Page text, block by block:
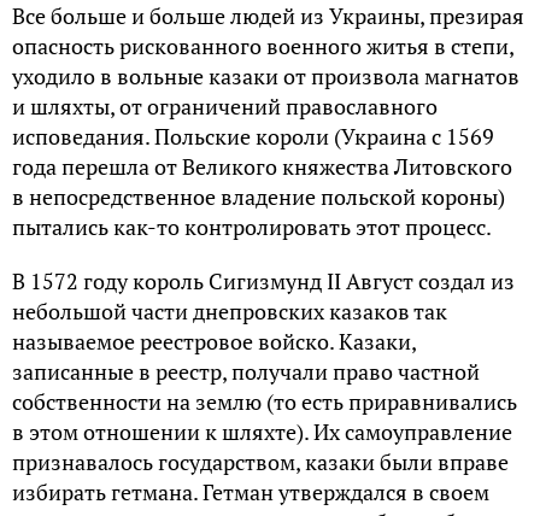
Все больше и больше людей из Украины, презирая
опасность рискованного военного житья в степи,
уходило в вольные казаки от произвола магнатов
и шляхты, от ограничений православного
исповедания. Польские короли (Украина с 1569
года перешла от Великого княжества Литовского
в непосредственное владение польской короны)
пытались как-то контролировать этот процесс.
В 1572 году король Сигизмунд II Август создал из
небольшой части днепровских казаков так
называемое реестровое войско. Казаки,
записанные в реестр, получали право частной
собственности на землю (то есть приравнивались
в этом отношении к шляхте). Их самоуправление
признавалось государством, казаки были вправе
избирать гетмана. Гетман утверждался в своем